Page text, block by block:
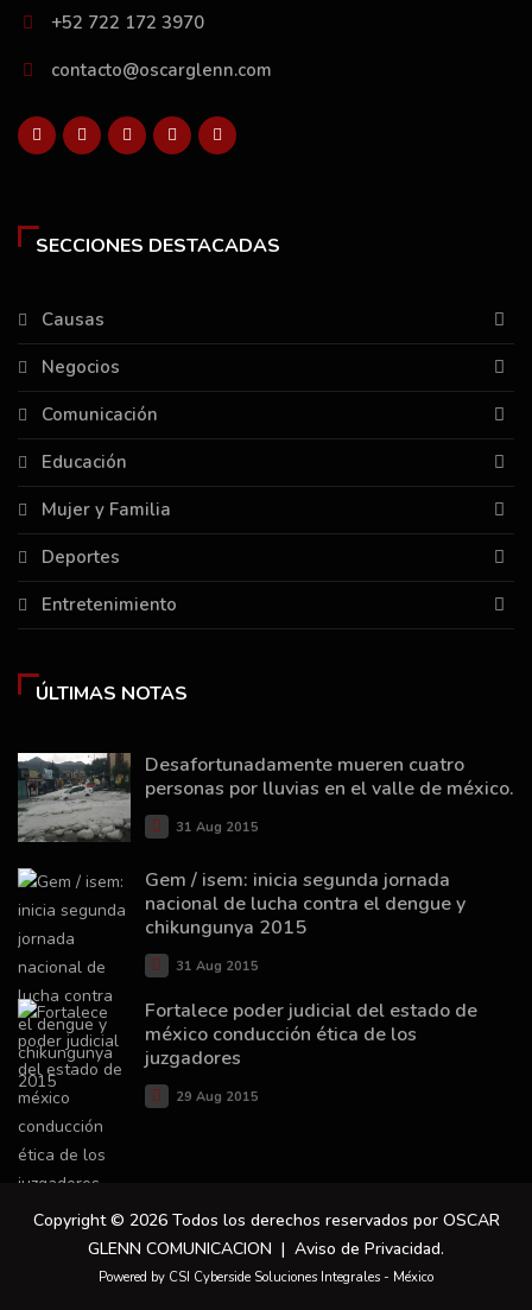
+52 722 172 3970
contacto@oscarglenn.com
SECCIONES DESTACADAS
Causas
Negocios
Comunicación
Educación
Mujer y Familia
Deportes
Entretenimiento
ÚLTIMAS NOTAS
Desafortunadamente mueren cuatro
personas por lluvias en el valle de méxico.
31 Aug 2015
Gem / isem: inicia segunda jornada
nacional de lucha contra el dengue y
chikungunya 2015
31 Aug 2015
Fortalece poder judicial del estado de
méxico conducción ética de los
juzgadores
29 Aug 2015
Copyright © 2026 Todos los derechos reservados por OSCAR
GLENN COMUNICACION | Aviso de Privacidad.
Powered by CSI Cyberside Soluciones Integrales - México